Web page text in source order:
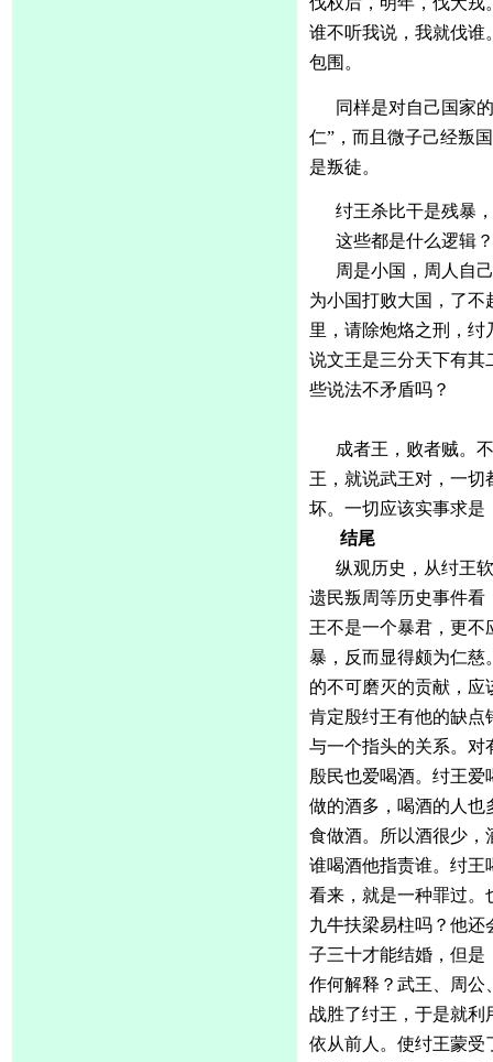
谁不听我说，我就伐谁
包围。
同样是对自己国家
仁”，而且微子己经叛
是叛徒。
纣王杀比干是残暴
这些都是什么逻辑
周是小国，周人自
为小国打败大国，了
里，请除炮烙之刑，
说文王是三分天下有其
些说法不矛盾吗？
成者王，败者贼。
王，就说武王对，一
坏。一切应该实事求是
结尾
纵观历史，从纣王
遗民叛周等历史事件看
王不是一个暴君，更
暴，反而显得颇为仁慈
的不可磨灭的贡献，
肯定殷纣王有他的缺点
与一个指头的关系。对
殷民也爱喝酒。纣王
做的酒多，喝酒的人也
食做酒。所以酒很少，
谁喝酒他指责谁。纣王
看来，就是一种罪过。
九牛扶梁易柱吗？他
子三十才能结婚，但是
作何解释？武王、周公
战胜了纣王，于是就利
依从前人。使纣王蒙受